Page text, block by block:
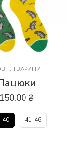
, ТВАРИНИ
150.00 ₴
40 41-46